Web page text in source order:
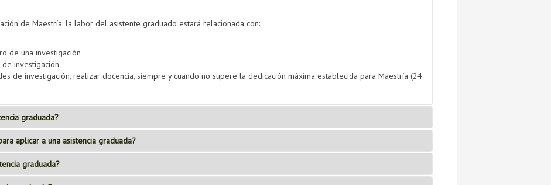
de Maestría: la labor del asistente graduado estará relacionada con:
de una investigación
investigación
de investigación, realizar docencia, siempre y cuando no supere la dedicación máxima establecida para Maestría (24
graduada?
tiene una asistencia graduada?
de investigación, interactuar con profesores, estudiantes y eventualmente con empresas o laboratorios
aplicar a una asistencia graduada?
debo cumplir para aplicar a una asistencia graduada?
graduada?